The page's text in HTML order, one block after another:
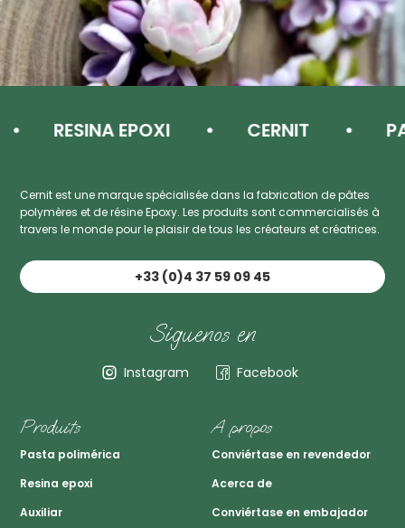
RESINA EPOXI CERNIT
Cernit est une marque spécialisée dans la fabrication de pâtes
polymères et de résine Epoxy. Les produits sont commercialisés à
travers le monde pour le plaisir de tous les créateurs et créatrices.
+33 (0)4 37 59 09 45
Síguenos en
Instagram Facebook
Produits
Pasta polimérica
Resina epoxi
Auxiliar
A propos
Conviértase en revendedor
Acerca de
Conviértase en embajador